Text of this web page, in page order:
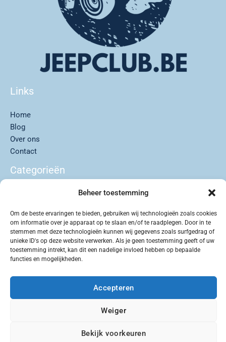
Beheer toestemming
Om de beste ervaringen te bieden, gebruiken wij technologieën zoals cookies
om informatie over je apparaat op te slaan en/of te raadplegen. Door in te
stemmen met deze technologieën kunnen wij gegevens zoals surfgedrag of
unieke ID's op deze website verwerken. Als je geen toestemming geeft of uw
toestemming intrekt, kan dit een nadelige invloed hebben op bepaalde
functies en mogelijkheden.
Accepteren
Weiger
Bekijk voorkeuren
Links
Home
Blog
Over ons
Contact
Categorieën
Lifestyle
Reizen & Roadtrips
Uncategorized
Copyright © 2026 Jeepclub